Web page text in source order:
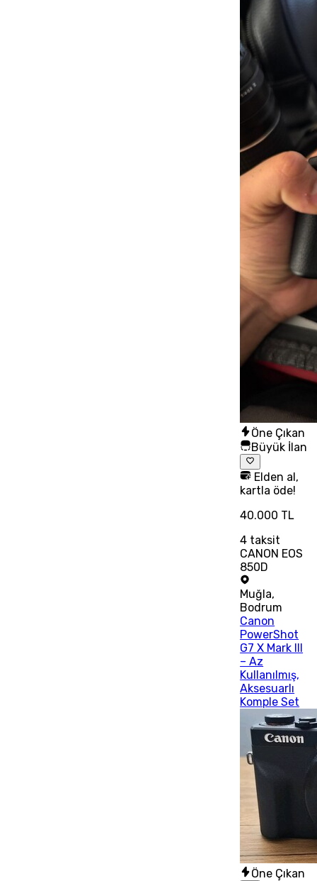
Öne Çıkan
Büyük İlan
Elden al,
kartla öde!
40.000 TL
4 taksit
CANON EOS
850D
Muğla,
Bodrum
Canon
PowerShot
G7 X Mark III
– Az
Kullanılmış,
Aksesuarlı
Komple Set
Öne Çıkan